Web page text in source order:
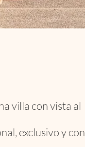
villa con vista al
exclusivo y con